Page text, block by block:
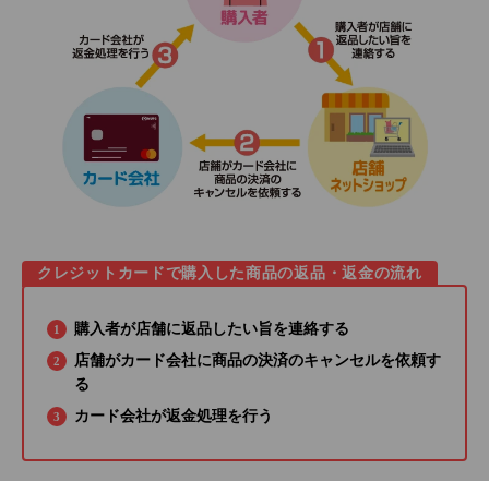
クレジットカードで購入した商品の返品・返金の流れ
購入者が店舗に返品したい旨を連絡する
店舗がカード会社に商品の決済のキャンセルを依頼す
る
カード会社が返金処理を行う